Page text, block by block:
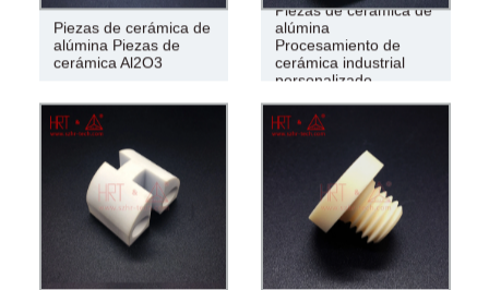
Piezas de cerámica de
alúmina Piezas de
cerámica Al2O3
Piezas de cerámica de
alúmina
Procesamiento de
cerámica industrial
personalizado